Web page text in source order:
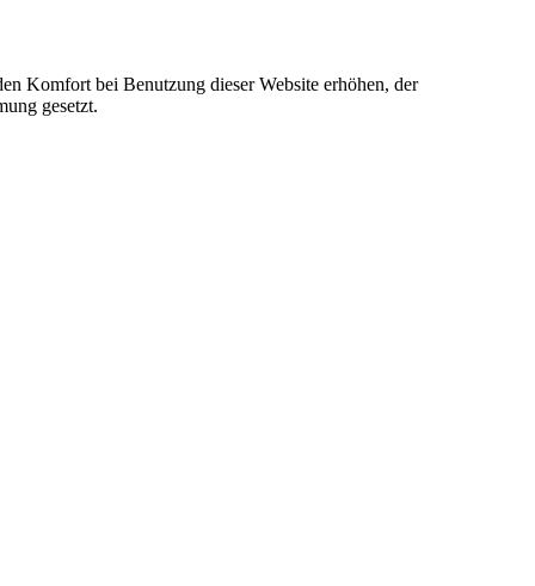
Komfort bei Benutzung dieser Website erhöhen, der
gesetzt.